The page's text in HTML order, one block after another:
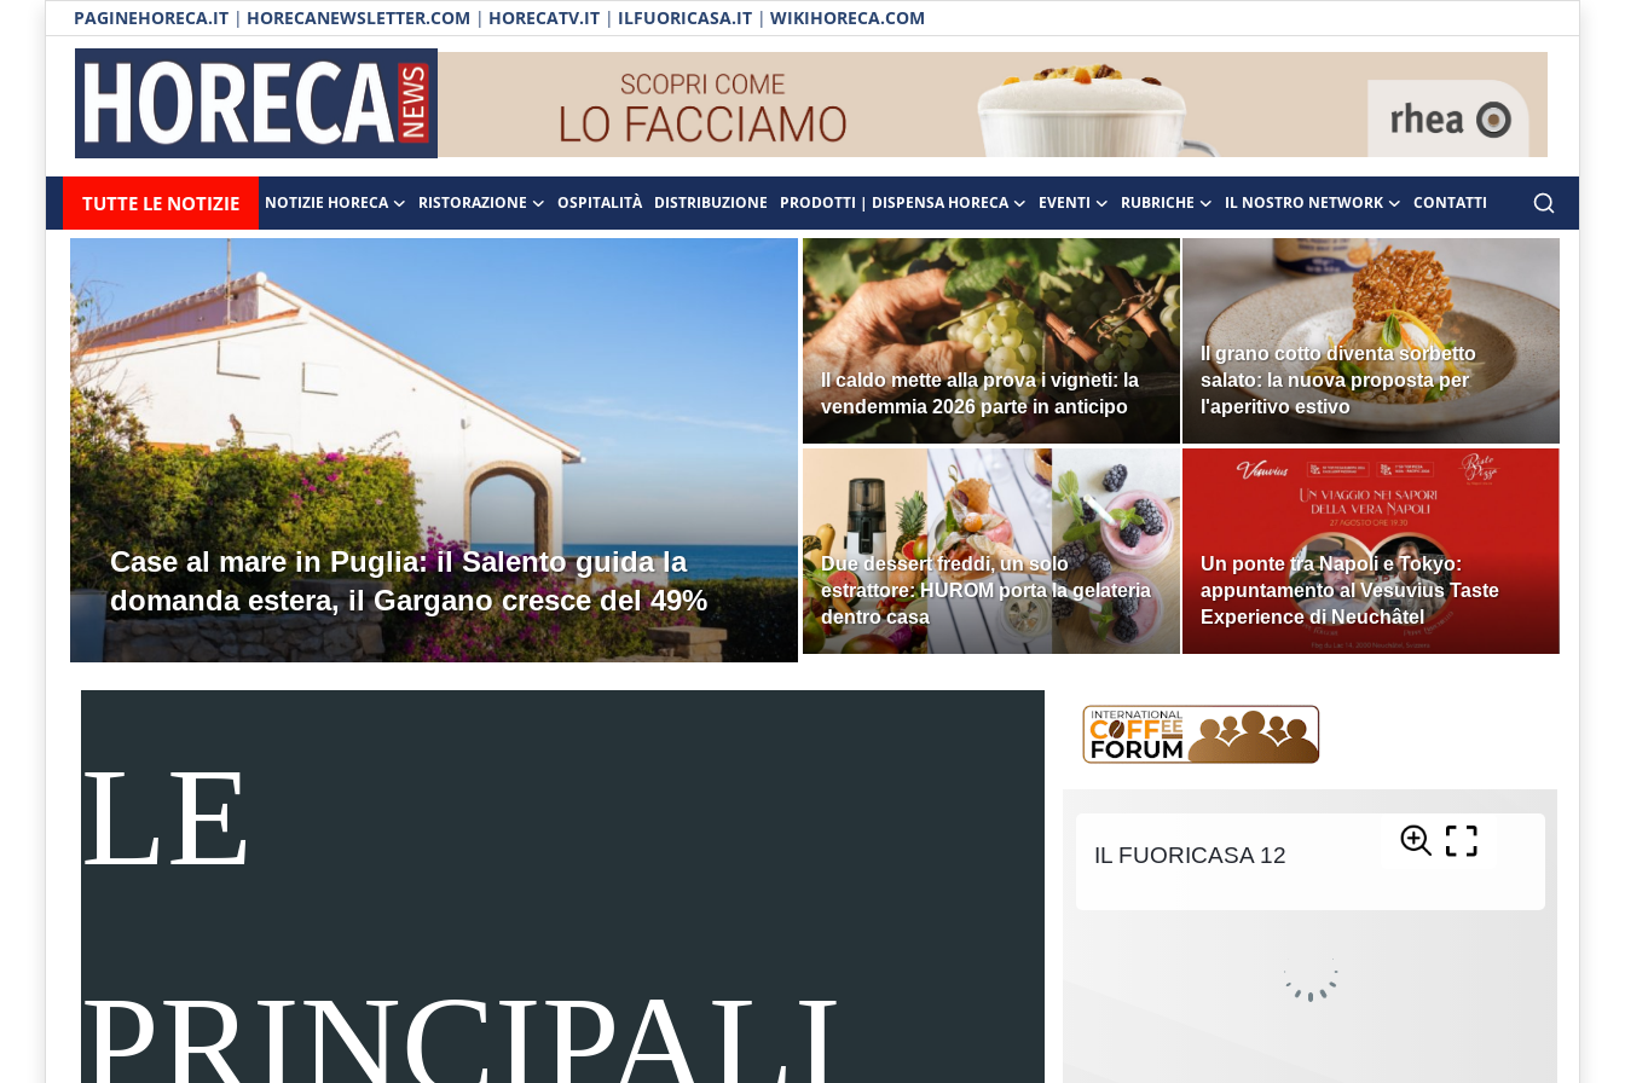
PAGINEHORECA.IT | HORECANEWSLETTER.COM | HORECATV.IT | ILFUORICASA.IT | WIKIHORECA.COM
Horecanews.it
Notizie
Horeca
Il
portale
del
canale
Horeca
e
del
Food
Service
con
ospitalità,
beverage,
catering
TUTTE LE NOTIZIE NOTIZIE HORECA RISTORAZIONE OSPITALITÀ DISTRIBUZIONE PRODOTTI | DISPENSA HORECA EVENTI RUBRICHE IL NOSTRO NETWORK CONTATTI
Notizie HORECA
Ristorazione
Ospitalità
Distribuzione
Prodotti | Dispensa Horeca
Eventi
RUBRICHE
IL NOSTRO NETWORK
CONTATTI
Case al mare in Puglia: il Salento guida la
domanda estera, il Gargano cresce del 49%
Il caldo mette alla prova i vigneti: la
vendemmia 2026 parte in anticipo
Il grano cotto diventa sorbetto
salato: la nuova proposta per
l'aperitivo estivo
Due dessert freddi, un solo
estrattore: HUROM porta la gelateria
dentro casa
Un ponte tra Napoli e Tokyo:
appuntamento al Vesuvius Taste
Experience di Neuchâtel
LE
PRINCIPALI